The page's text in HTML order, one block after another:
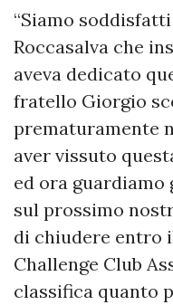
“Siamo
Roccasalva che
aveva dedicato
fratello Giorgio
prematuramente
aver vissuto
ed ora
sul prossimo
di chiudere entro
Challenge Club
classifica quanto